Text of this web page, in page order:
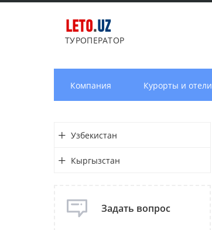
LETO.UZ
ТУРОПЕРАТОР
Компания Курорты и отели
Узбекистан
Кыргызстан
Задать вопрос